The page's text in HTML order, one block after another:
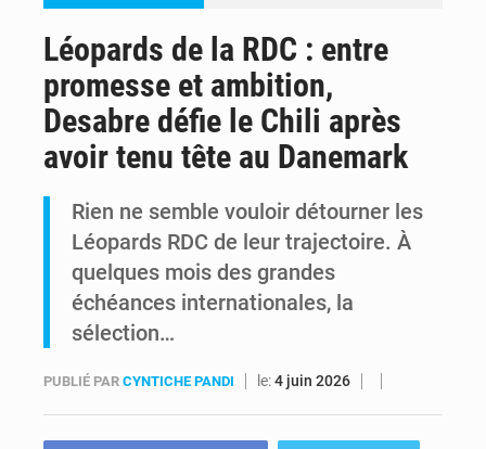
FRIVAO : le procès du détournement de 325 millions de dollars reporté à la mi-août
FIFA : sous pression, Gianni Infantino convoque une réunion de crise au Maroc après l’échec de son projet de réforme
Léopards de la RDC : entre
promesse et ambition,
Desabre défie le Chili après
avoir tenu tête au Danemark
Rien ne semble vouloir détourner les
Léopards RDC de leur trajectoire. À
quelques mois des grandes
échéances internationales, la
sélection…
PUBLIÉ PAR CYNTICHE PANDI le:4 juin 2026